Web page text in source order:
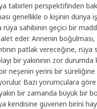
tabirleri perspektifinden
genellikle o kişinin dünya
rüya sahibinin geçici bir
eder. Annenin
patlak vereceğine, rüya
bir yakınının zor durumda
neşenin yerini bir süreliğine
Bazı yorumculara
bir zamanda büyük bir
kendisine güvenen birini